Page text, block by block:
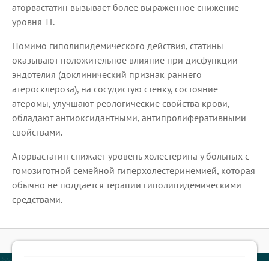
аторвастатин вызывает более выраженное снижение
уровня ТГ.
Помимо гиполипидемического действия, статины
оказывают положительное влияние при дисфункции
эндотелия (доклинический признак раннего
атеросклероза), на сосудистую стенку, состояние
атеромы, улучшают реологические свойства крови,
обладают антиоксидантными, антипролиферативными
свойствами.
Аторвастатин снижает уровень холестерина у больных с
гомозиготной семейной гиперхолестеринемией, которая
обычно не поддается терапии гиполипидемическими
средствами.